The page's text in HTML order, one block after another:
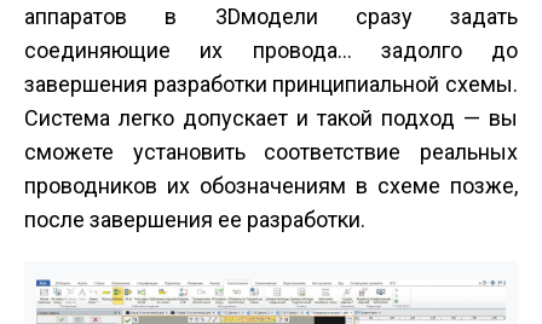
аппаратов в 3D­модели сразу задать
соединяющие их провода… задолго до
завершения разработки принципиальной схемы.
Система легко допускает и такой подход — вы
сможете установить соответствие реальных
проводников их обозначениям в схеме позже,
после завершения ее разработки.